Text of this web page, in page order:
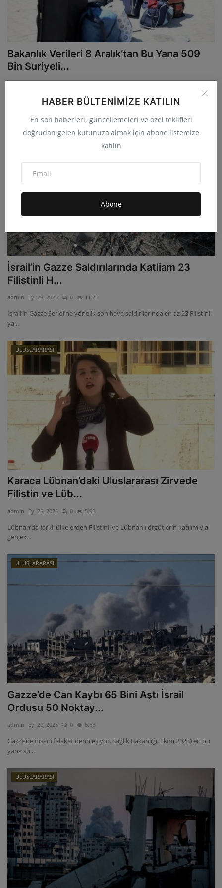
HABER BÜLTENIMIZE KATILIN
En son haberleri, güncellemeleri ve özel teklifleri
doğrudan gelen kutunuza almak için abone listemize
katılın
Abone
Bakanlık Verileri 8 Aralık’tan Bu Yana 509
Bin Suriyeli...
İçişleri Bakanlığı, 8 Aralık 2024’ten bu yana Türkiye’den Suriye’ye
ULUSLARARASI
İsrail’in Gazze Saldırılarında Katliam 23
Filistinli H...
admin Eyl 29, 2025 0 11.2B
İsrail’in Gazze Şeridi’ne yönelik son hava saldırılarında en az 23 Filistinli
ya...
ULUSLARARASI
Karaca Lübnan’daki Uluslararası Zirvede
Filistin ve Lüb...
admin Eyl 25, 2025 0 5.9B
Lübnan’da farklı ülkelerden Filistinli ve Lübnanlı örgütlerin katılımıyla
gerçek...
ULUSLARARASI
Gazze’de Can Kaybı 65 Bini Aştı İsrail
Ordusu 50 Noktay...
admin Eyl 20, 2025 0 6.6B
Gazze’de insani felaket derinleşiyor. Sağlık Bakanlığı, Ekim 2023’ten bu
yana sü...
ULUSLARARASI